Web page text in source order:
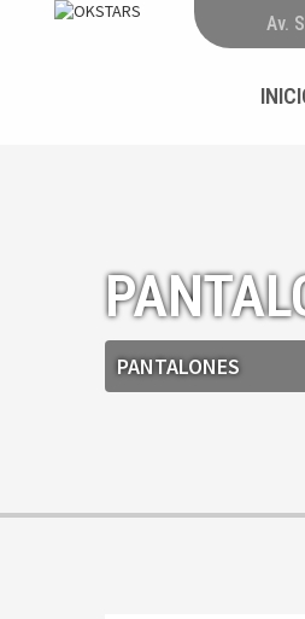
Av.
PANTALONES